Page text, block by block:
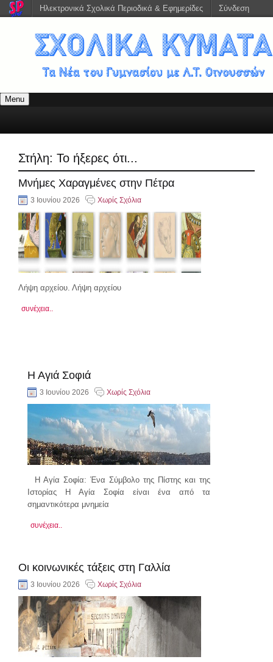
Menu
Στήλη: Το ήξερες ότι...
Μνήμες Χαραγμένες στην Πέτρα
3 Ιουνίου 2026 Χωρίς Σχόλια
Λήψη αρχείου. Λήψη αρχείου
συνέχεια..
Η Αγιά Σοφιά
3 Ιουνίου 2026 Χωρίς Σχόλια
Η Αγία Σοφία: Ένα Σύμβολο της Πίστης και της
Ιστορίας Η Αγία Σοφία είναι ένα από τα
σημαντικότερα μνημεία
συνέχεια..
Οι κοινωνικές τάξεις στη Γαλλία
3 Ιουνίου 2026 Χωρίς Σχόλια
Ηλεκτρονικά Σχολικά Περιοδικά & Εφημερίδες Σύνδεση